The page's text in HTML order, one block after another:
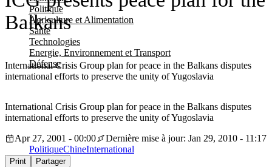
Politique
Agriculture et Alimentation
Santé
Technologies
Energie, Environnement et Transport
Défense
Balkans
International Crisis Group plan for peace in the Balkans disputes
international efforts to preserve the unity of Yugoslavia
International Crisis Group plan for peace in the Balkans disputes
international efforts to preserve the unity of Yugoslavia
Apr 27, 2001 - 00:00
Dernière mise à jour: Jan 29, 2010 - 11:17
PolitiqueChineInternational
Print Partager